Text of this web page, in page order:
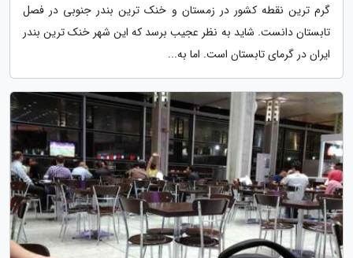
گرم ترین نقطه کشور در زمستان و خنک ترین بندر جنوبی در فصل
تابستان دانست. شاید به نظر عجیب برسد که این شهر خنک ترین بندر
ایران در گرمای تابستان است. اما به...